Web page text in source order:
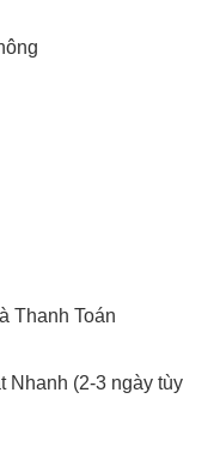
Thanh Toán
Nhanh (2-3 ngày tùy